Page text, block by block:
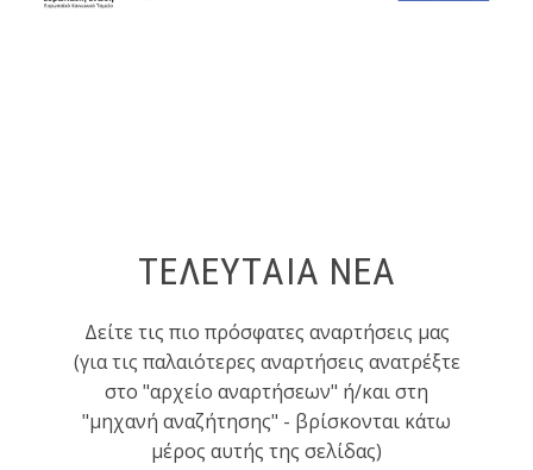
ΤΕΛΕΥΤΑΙΑ ΝΕΑ
Δείτε τις πιο πρόσφατες αναρτήσεις μας
(για τις παλαιότερες αναρτήσεις ανατρέξτε
στο "αρχείο αναρτήσεων" ή/και στη
"μηχανή αναζήτησης" - βρίσκονται κάτω
μέρος αυτής της σελίδας)